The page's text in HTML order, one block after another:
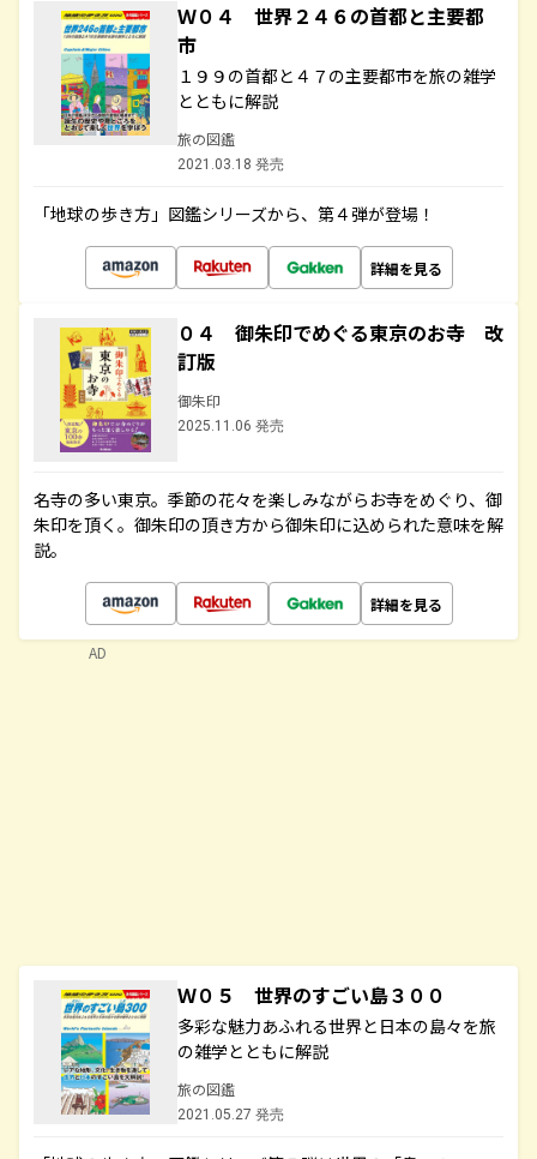
Ｗ０４ 世界２４６の首都と主要都
市
１９９の首都と４７の主要都市を旅の雑学
とともに解説
旅の図鑑
2021.03.18 発売
「地球の歩き方」図鑑シリーズから、第４弾が登場！
詳細を見る
０４ 御朱印でめぐる東京のお寺 改
訂版
御朱印
2025.11.06 発売
名寺の多い東京。季節の花々を楽しみながらお寺をめぐり、御
朱印を頂く。御朱印の頂き方から御朱印に込められた意味を解
説。
詳細を見る
Ｗ０５ 世界のすごい島３００
多彩な魅力あふれる世界と日本の島々を旅
の雑学とともに解説
旅の図鑑
2021.05.27 発売
AD